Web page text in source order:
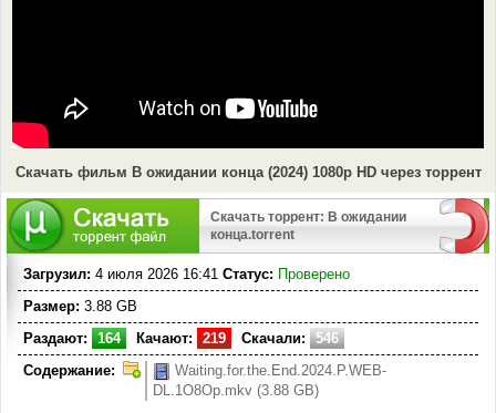
Скачать фильм В ожидании конца (2024) 1080p HD через торрент
Скачать торрент: В ожидании
конца.torrent
Загрузил: 4 июля 2026 16:41 Статус: Проверено
Размер: 3.88 GB
Раздают:
164 Качают: 219 Скачали:
546
Содержание:
Waiting.for.the.End.2024.P.WEB-
DL.1O8Op.mkv (3.88 GB)